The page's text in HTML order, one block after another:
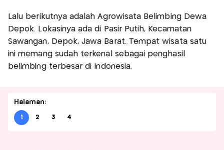
Lalu berikutnya adalah Agrowisata Belimbing Dewa
Depok. Lokasinya ada di Pasir Putih, Kecamatan
Sawangan, Depok, Jawa Barat. Tempat wisata satu
ini memang sudah terkenal sebagai penghasil
belimbing terbesar di Indonesia.
Halaman:
1 2 3 4